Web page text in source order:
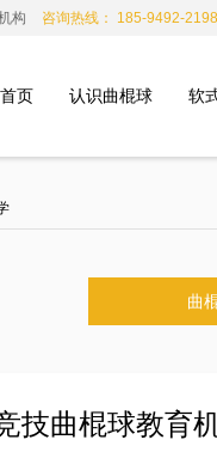
构 咨询热线： 185-9492-2198
首页 认识曲棍球 软
曲
技曲棍球教育